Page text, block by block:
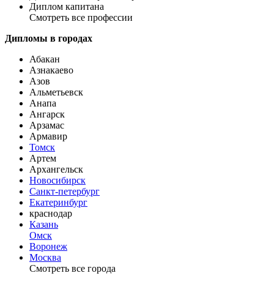
Диплом капитана
Смотреть все профессии
Дипломы в городах
Абакан
Азнакаево
Азов
Альметьевск
Анапа
Ангарск
Арзамас
Армавир
Томск
Артем
Архангельск
Новосибирск
Санкт-петербург
Екатеринбург
краснодар
Казань
Омск
Воронеж
Москва
Смотреть все города